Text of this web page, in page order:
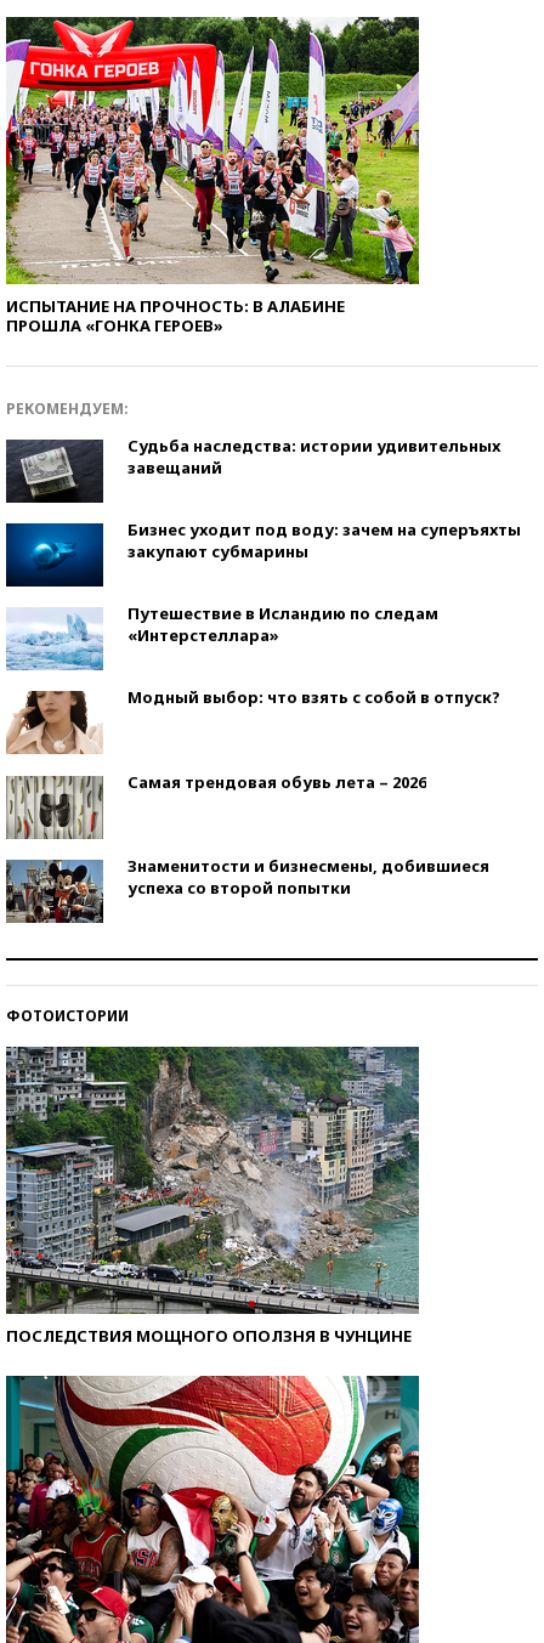
ИСПЫТАНИЕ НА ПРОЧНОСТЬ: В АЛАБИНЕ
ПРОШЛА «ГОНКА ГЕРОЕВ»
РЕКОМЕНДУЕМ:
Судьба наследства: истории удивительных
завещаний
Бизнес уходит под воду: зачем на суперъяхты
закупают субмарины
Путешествие в Исландию по следам
«Интерстеллара»
Модный выбор: что взять с собой в отпуск?
Самая трендовая обувь лета – 2026
Знаменитости и бизнесмены, добившиеся
успеха со второй попытки
ФОТОИСТОРИИ
ПОСЛЕДСТВИЯ МОЩНОГО ОПОЛЗНЯ В ЧУНЦИНЕ